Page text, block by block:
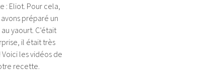
: Eliot. Pour cela,
préparé un
yaourt. C’était
il était très
les vidéos de
recette.